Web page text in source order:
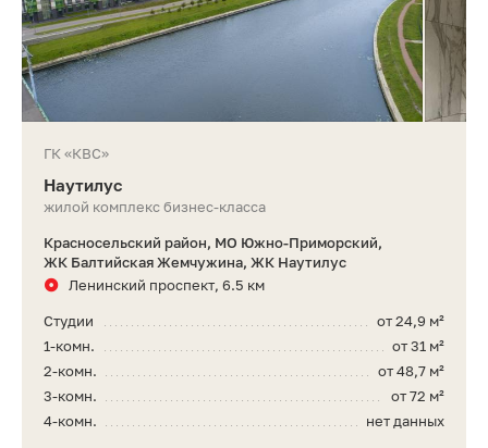
ГК «КВС»
Наутилус
жилой комплекс бизнес-класса
Красносельский район, МО Южно-Приморский,
ЖК Балтийская Жемчужина, ЖК Наутилус
Ленинский проспект, 6.5 км
от 24,9 м²
Студии
от 31 м²
1-комн.
от 48,7 м²
2-комн.
от 72 м²
3-комн.
нет данных
4-комн.